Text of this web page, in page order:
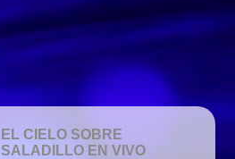
EL CIELO SOBRE
SALADILLO EN VIVO